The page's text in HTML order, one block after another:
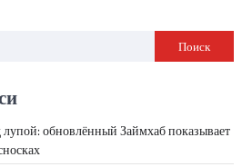
Поиск
обновлённый Займхаб показывает